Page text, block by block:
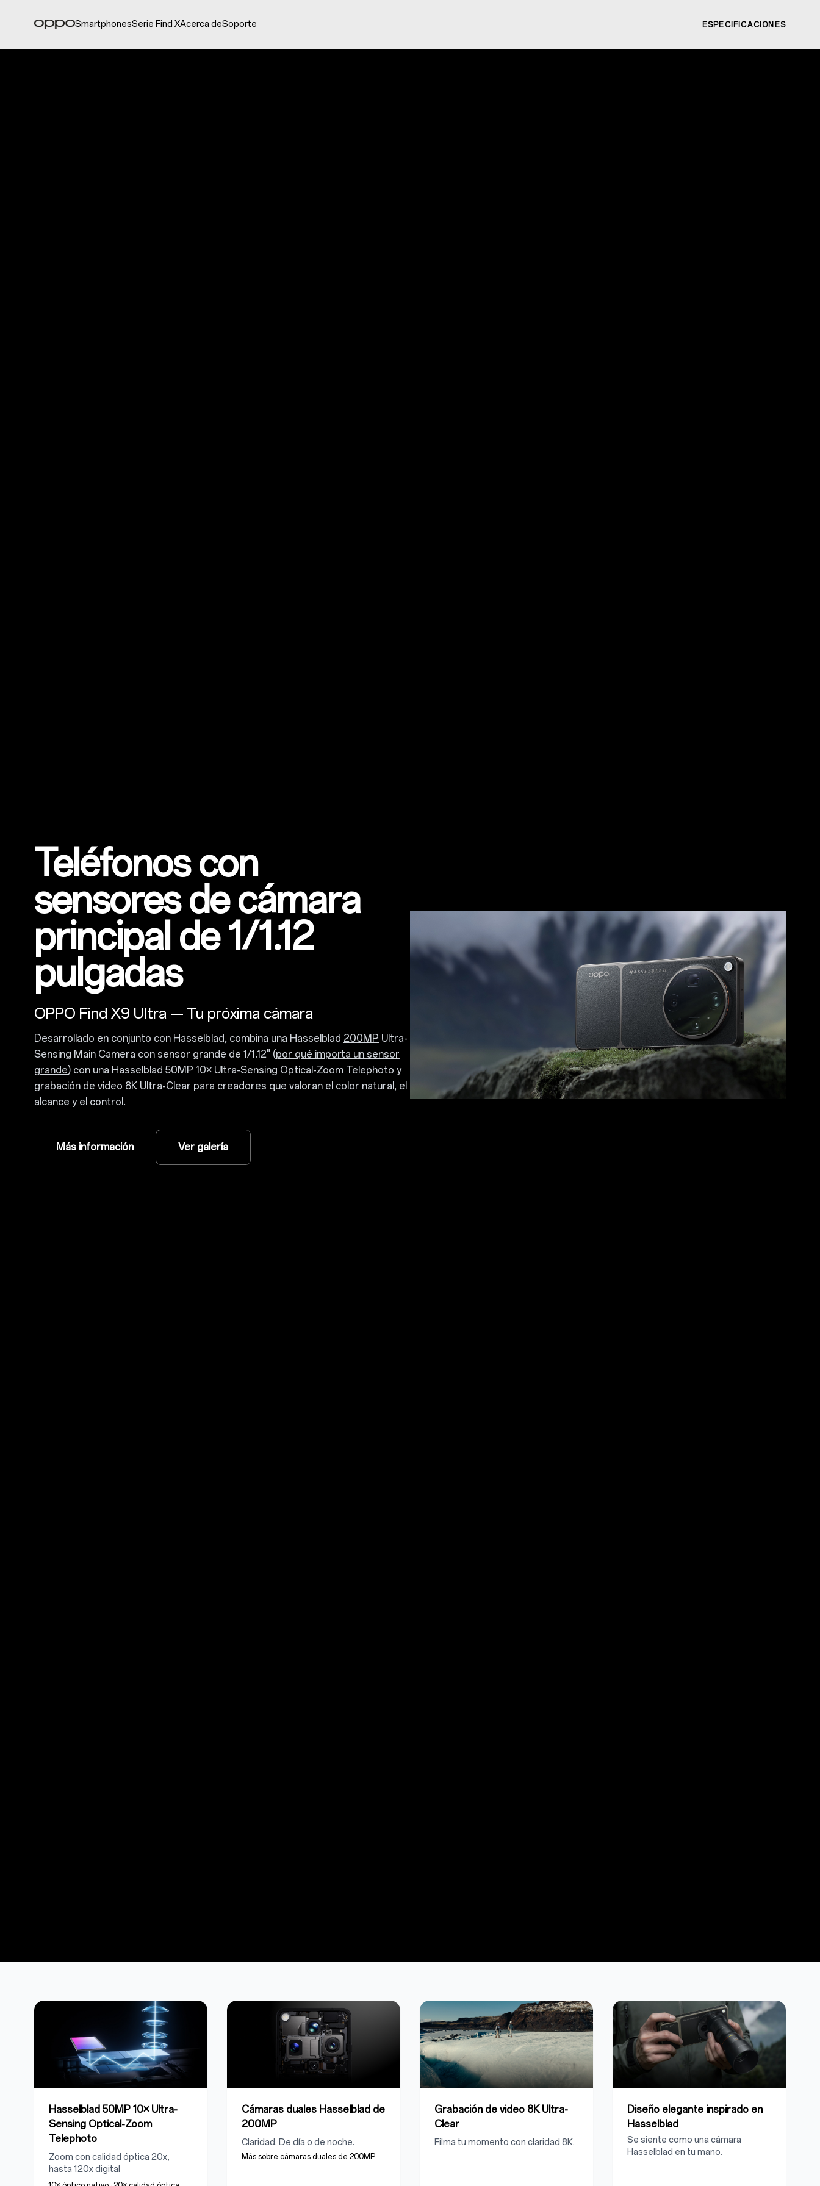
SmartphonesSerie Find XAcerca deSoporte ESPECIFICACIONES
Teléfonos con
sensores de cámara
principal de 1/1.12
pulgadas
OPPO Find X9 Ultra — Tu próxima cámara
Desarrollado en conjunto con Hasselblad, combina una Hasselblad 200MP Ultra-
Sensing Main Camera con sensor grande de 1/1.12" (por qué importa un sensor
grande) con una Hasselblad 50MP 10× Ultra-Sensing Optical-Zoom Telephoto y
grabación de video 8K Ultra-Clear para creadores que valoran el color natural, el
alcance y el control.
Más información Ver galería
Hasselblad 50MP 10× Ultra-
Sensing Optical-Zoom
Telephoto
Zoom con calidad óptica 20x,
hasta 120x digital
Cámaras duales Hasselblad de
200MP
Claridad. De día o de noche.
Más sobre cámaras duales de 200MP
Grabación de video 8K Ultra-
Clear
Filma tu momento con claridad 8K.
Diseño elegante inspirado en
Hasselblad
Se siente como una cámara
Hasselblad en tu mano.